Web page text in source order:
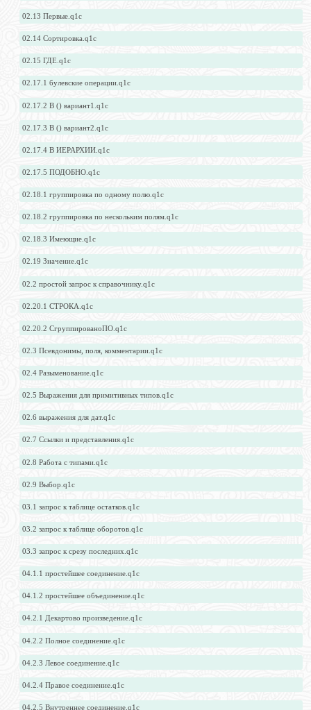
02.13 Первые.q1c
02.14 Сортировка.q1c
02.15 ГДЕ.q1c
02.17.1 булевские операции.q1c
02.17.2 В () вариант1.q1c
02.17.3 В () вариант2.q1c
02.17.4 В ИЕРАРХИИ.q1c
02.17.5 ПОДОБНО.q1c
02.18.1 группировка по одному полю.q1c
02.18.2 группировка по нескольким полям.q1c
02.18.3 Имеющие.q1c
02.19 Значение.q1c
02.2 простой запрос к справочнику.q1c
02.20.1 СТРОКА.q1c
02.20.2 СгруппированоПО.q1c
02.3 Псевдонимы, поля, комментарии.q1c
02.4 Разыменование.q1c
02.5 Выражения для примитивных типов.q1c
02.6 выражения для дат.q1c
02.7 Ссылки и представления.q1c
02.8 Работа с типами.q1c
02.9 Выбор.q1c
03.1 запрос к таблице остатков.q1c
03.2 запрос к таблице оборотов.q1c
03.3 запрос к срезу последних.q1c
04.1.1 простейшее соединение.q1c
04.1.2 простейшее объединение.q1c
04.2.1 Декартово произведение.q1c
04.2.2 Полное соединение.q1c
04.2.3 Левое соединение.q1c
04.2.4 Правое соединение.q1c
04.2.5 Внутреннее соединение.q1c